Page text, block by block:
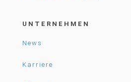
UNTERNEHMEN
News
Karriere